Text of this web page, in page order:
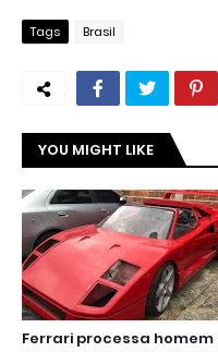
Tags Brasil
YOU MIGHT LIKE
Ferrari processa homem